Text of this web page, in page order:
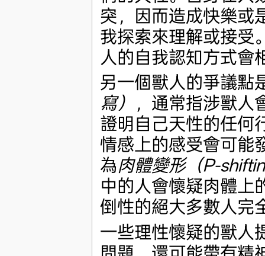
突，因而造成快樂或
我探索來理解或接受
人的自我認知方式會
另一個獸人的爭議點
寫）
，通常指涉獸人
證明自己天性的任何
情感上的感受會可能
為肉體變形（P-
中的人會懷疑肉體上
倒性的絕大多數人完
一些理性懷疑的獸人